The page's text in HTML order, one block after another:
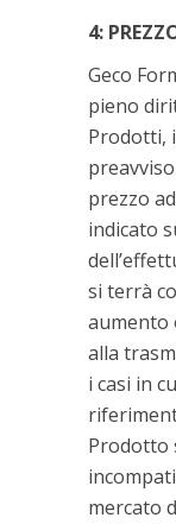
4:
Geco
pieno
Prodotti,
prezzo
indicato
si terrà
aumento
alla
i casi in
Prodotto
mercato